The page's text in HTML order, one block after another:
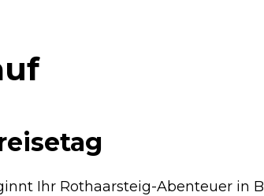
Ihr Rothaarsteig-Abenteuer in